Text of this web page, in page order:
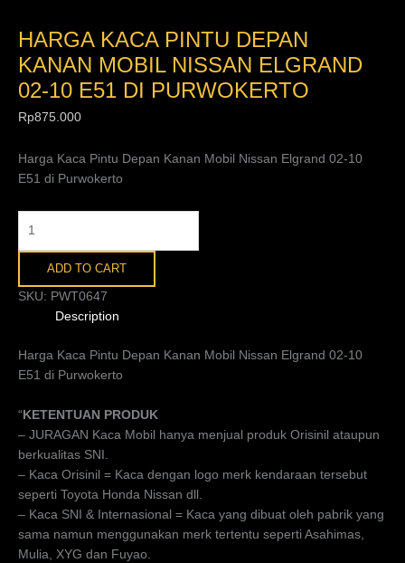
HARGA KACA PINTU DEPAN
KANAN MOBIL NISSAN ELGRAND
02-10 E51 DI PURWOKERTO
Rp875.000
Harga Kaca Pintu Depan Kanan Mobil Nissan Elgrand 02-10
E51 di Purwokerto
ADD TO CART
SKU: PWT0647
Description
Harga Kaca Pintu Depan Kanan Mobil Nissan Elgrand 02-10
E51 di Purwokerto
“KETENTUAN PRODUK
– JURAGAN Kaca Mobil hanya menjual produk Orisinil ataupun
berkualitas SNI.
– Kaca Orisinil = Kaca dengan logo merk kendaraan tersebut
seperti Toyota Honda Nissan dll.
– Kaca SNI & Internasional = Kaca yang dibuat oleh pabrik yang
sama namun menggunakan merk tertentu seperti Asahimas,
Mulia, XYG dan Fuyao.